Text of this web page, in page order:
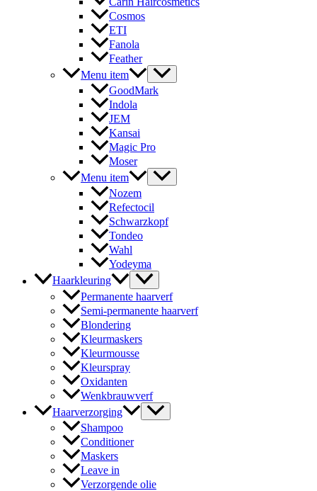
Cosmos
ETI
Fanola
Feather
Menu item
GoodMark
Indola
JEM
Kansai
Magic Pro
Moser
Menu item
Nozem
Refectocil
Schwarzkopf
Tondeo
Wahl
Yodeyma
Haarkleuring
Permanente haarverf
Semi-permanente haarverf
Blondering
Kleurmaskers
Kleurmousse
Kleurspray
Oxidanten
Wenkbrauwverf
Haarverzorging
Shampoo
Conditioner
Maskers
Leave in
Verzorgende olie